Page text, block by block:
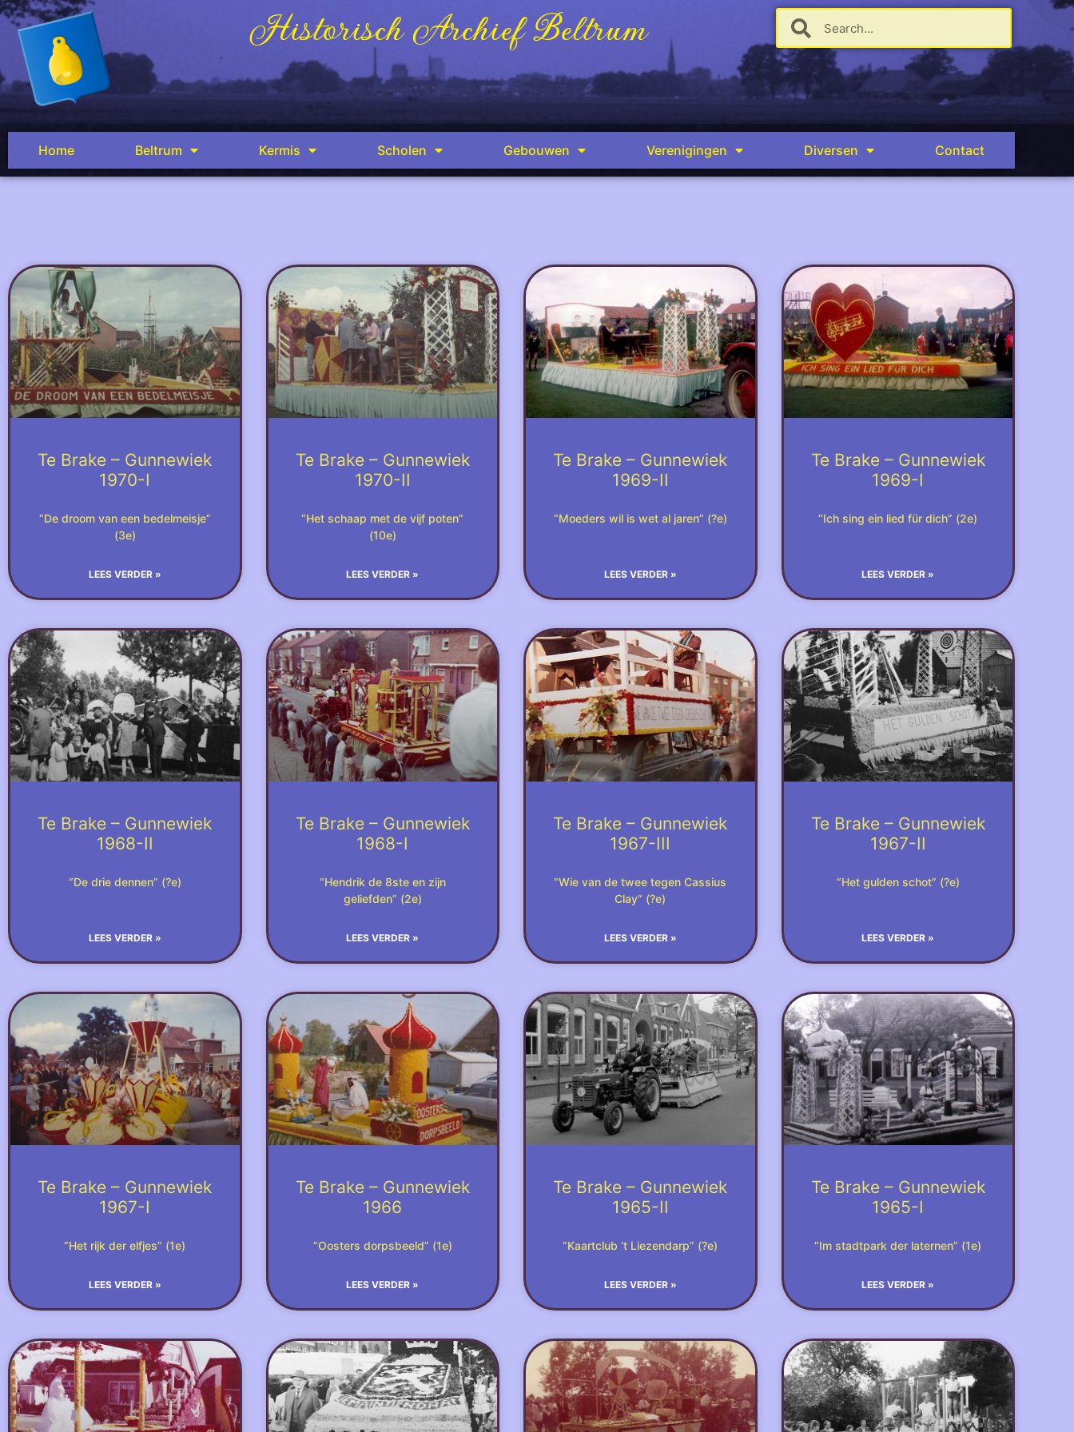
Historisch Archief Beltrum
Home Beltrum Kermis Scholen Gebouwen Verenigingen Diversen Contact
Te Brake – Gunnewiek
1970-I
“De droom van een bedelmeisje”
(3e)
LEES VERDER »
Te Brake – Gunnewiek
1970-II
“Het schaap met de vijf poten”
(10e)
LEES VERDER »
Te Brake – Gunnewiek
1969-II
“Moeders wil is wet al jaren” (?e)
LEES VERDER »
Te Brake – Gunnewiek
1969-I
“Ich sing ein lied für dich” (2e)
LEES VERDER »
Te Brake – Gunnewiek
1968-II
“De drie dennen” (?e)
LEES VERDER »
Te Brake – Gunnewiek
1968-I
“Hendrik de 8ste en zijn
geliefden” (2e)
LEES VERDER »
Te Brake – Gunnewiek
1967-III
“Wie van de twee tegen Cassius
Clay” (?e)
LEES VERDER »
Te Brake – Gunnewiek
1967-II
“Het gulden schot” (?e)
LEES VERDER »
Te Brake – Gunnewiek
1967-I
“Het rijk der elfjes” (1e)
LEES VERDER »
Te Brake – Gunnewiek
1966
“Oosters dorpsbeeld” (1e)
LEES VERDER »
Te Brake – Gunnewiek
1965-II
“Kaartclub ‘t Liezendarp” (?e)
LEES VERDER »
Te Brake – Gunnewiek
1965-I
“Im stadtpark der laternen” (1e)
LEES VERDER »